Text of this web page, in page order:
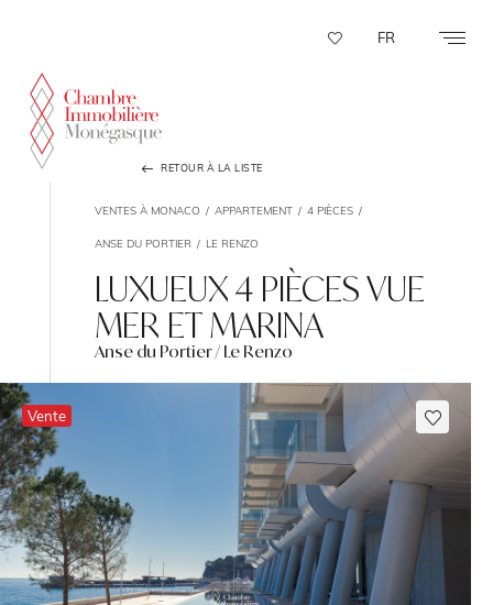
FR
RETOUR À LA LISTE
VENTES À MONACO APPARTEMENT 4 PIÈCES
ANSE DU PORTIER LE RENZO
LUXUEUX 4 PIÈCES VUE
MER ET MARINA
Anse du Portier / Le Renzo
Vente